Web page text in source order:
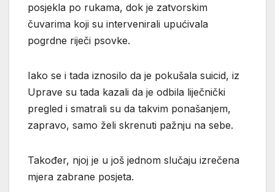
posjekla po rukama, dok je zatvorskim
čuvarima koji su intervenirali upućivala
pogrdne riječi psovke.
Iako se i tada iznosilo da je pokušala suicid, iz
Uprave su tada kazali da je odbila liječnički
pregled i smatrali su da takvim ponašanjem,
zapravo, samo želi skrenuti pažnju na sebe.
Također, njoj je u još jednom slučaju izrečena
mjera zabrane posjeta.